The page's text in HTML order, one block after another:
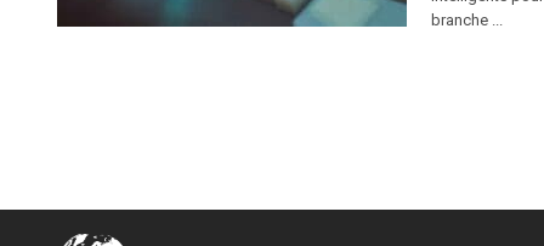
branche ...